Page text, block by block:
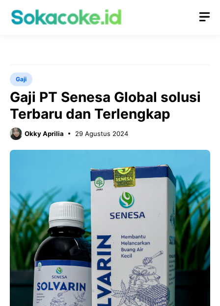
Gaji
Gaji PT Senesa Global solusi
Terbaru dan Terlengkap
Okky Aprilia 29 Agustus 2024